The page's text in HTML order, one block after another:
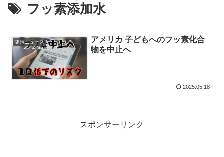
フッ素添加水
健康ニュース
アメリカ 子どもへのフッ素化合
物を中止へ
2025.05.18
スポンサーリンク